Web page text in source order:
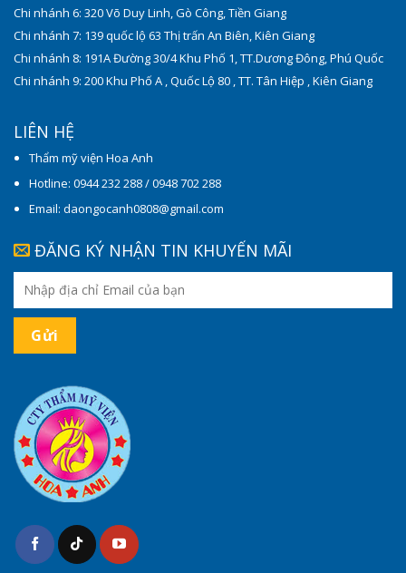
Chi nhánh 6: 320 Võ Duy Linh, Gò Công, Tiền Giang
Chi nhánh 7: 139 quốc lộ 63 Thị trấn An Biên, Kiên Giang
Chi nhánh 8: 191A Đường 30/4 Khu Phố 1, TT.Dương Đông, Phú Quốc
Chi nhánh 9: 200 Khu Phố A , Quốc Lộ 80 , TT. Tân Hiệp , Kiên Giang
LIÊN HỆ
Thẩm mỹ viện Hoa Anh
Hotline: 0944 232 288 / 0948 702 288
Email: daongocanh0808@gmail.com
ĐĂNG KÝ NHẬN TIN KHUYẾN MÃI